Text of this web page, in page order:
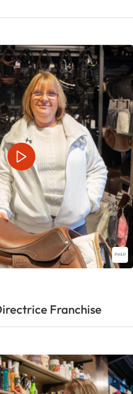
Franchise